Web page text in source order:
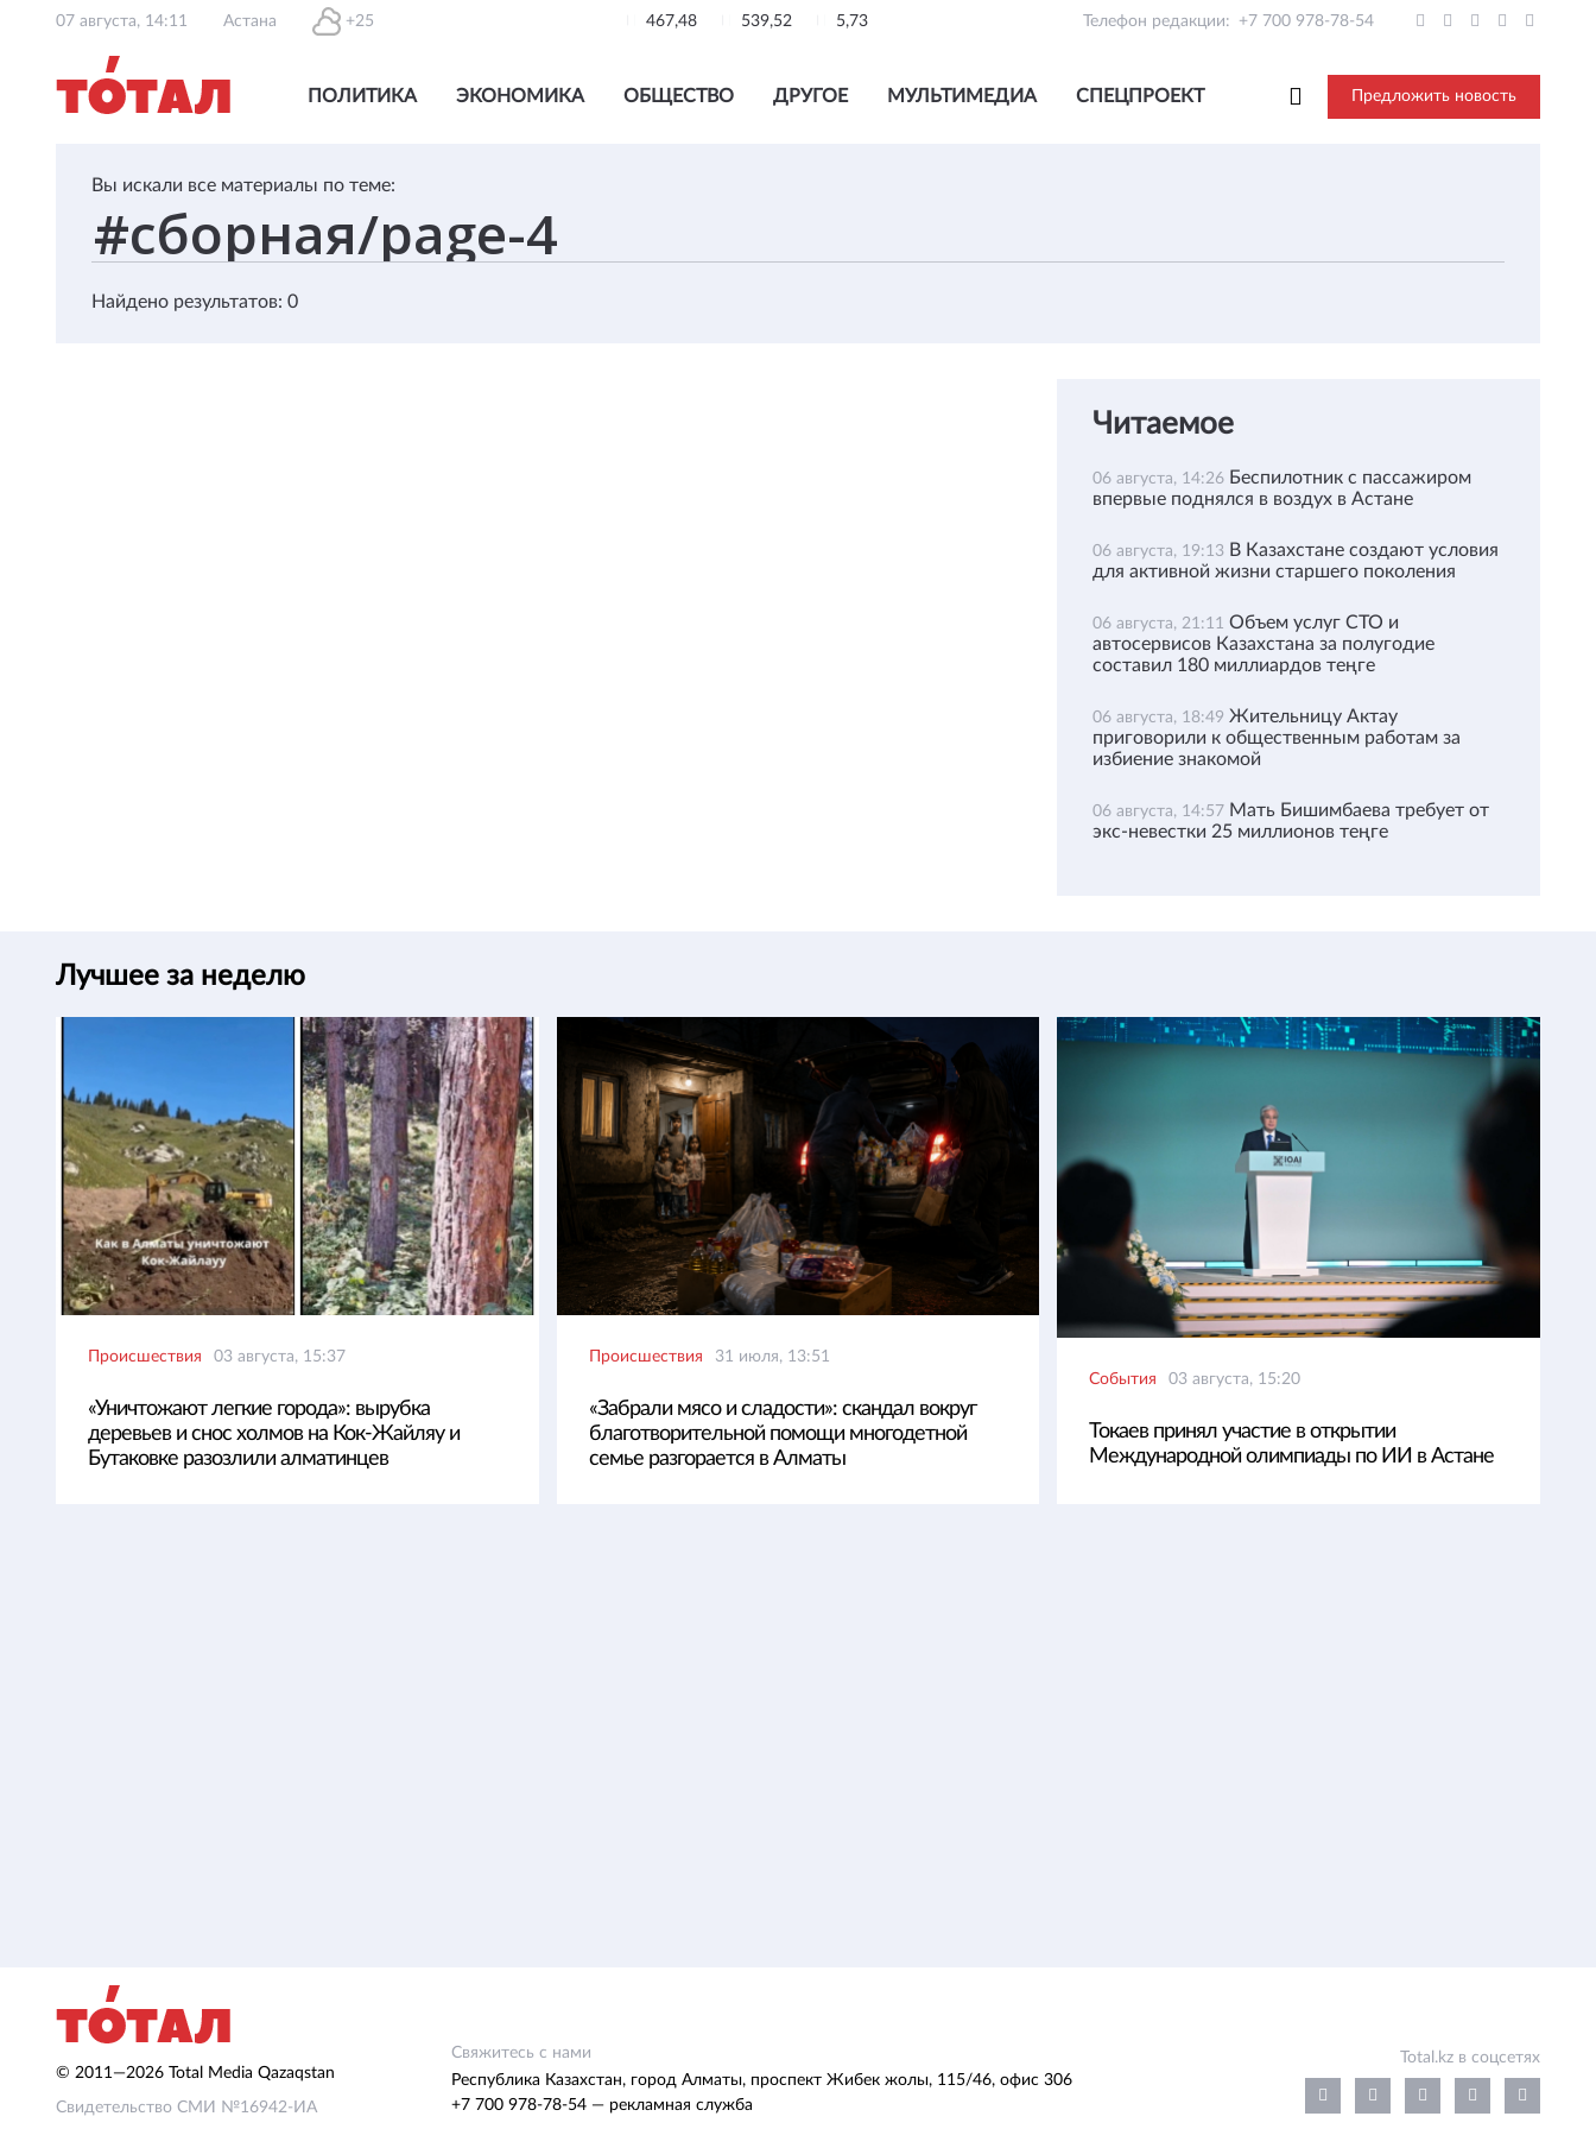
07 августа, 14:11 Астана +25 467,48 539,52 5,73 Телефон редакции: +7 700 978-78-54
ПОЛИТИКА ЭКОНОМИКА ОБЩЕСТВО ДРУГОЕ МУЛЬТИМЕДИА СПЕЦПРОЕКТ Предложить новость
Вы искали все материалы по теме:
Найдено результатов: 0
Читаемое
06 августа, 14:26 Беспилотник с пассажиром
впервые поднялся в воздух в Астане
06 августа, 19:13 В Казахстане создают условия
для активной жизни старшего поколения
06 августа, 21:11 Объем услуг СТО и
автосервисов Казахстана за полугодие
составил 180 миллиардов теңге
06 августа, 18:49 Жительницу Актау
приговорили к общественным работам за
избиение знакомой
06 августа, 14:57 Мать Бишимбаева требует от
экс-невестки 25 миллионов теңге
Лучшее за неделю
Происшествия 03 августа, 15:37
«Уничтожают легкие города»: вырубка
деревьев и снос холмов на Кок-Жайляу и
Бутаковке разозлили алматинцев
Происшествия 31 июля, 13:51
«Забрали мясо и сладости»: скандал вокруг
благотворительной помощи многодетной
семье разгорается в Алматы
События 03 августа, 15:20
Токаев принял участие в открытии
Международной олимпиады по ИИ в Астане
© 2011—2026 Total Media Qazaqstan
Свидетельство СМИ №16942-ИА
Свяжитесь с нами
Республика Казахстан, город Алматы, проспект Жибек жолы, 115/46, офис 306
+7 700 978-78-54 — рекламная служба
Total.kz в соцсетях